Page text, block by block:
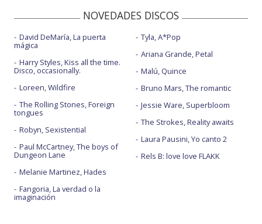
NOVEDADES DISCOS
David DeMaría, La puerta
mágica
Harry Styles, Kiss all the time.
Disco, occasionally.
Loreen, Wildfire
The Rolling Stones, Foreign
tongues
Robyn, Sexistential
Paul McCartney, The boys of
Dungeon Lane
Melanie Martinez, Hades
Fangoria, La verdad o la
imaginación
Tyla, A*Pop
Ariana Grande, Petal
Malú, Quince
Bruno Mars, The romantic
Jessie Ware, Superbloom
The Strokes, Reality awaits
Laura Pausini, Yo canto 2
Rels B: love love FLAKK